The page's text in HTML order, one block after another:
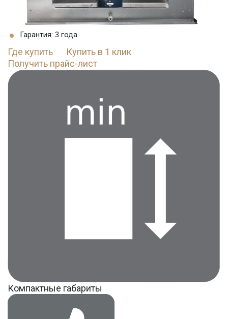
Гарантия: 3 года
Где купить
Купить в 1 клик
Получить прайс-лист
Компактные габариты